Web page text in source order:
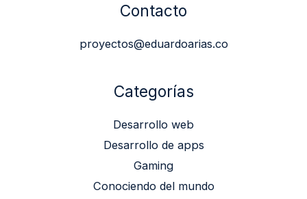
Contacto
proyectos@eduardoarias.co
Categorías
Desarrollo web
Desarrollo de apps
Gaming
Conociendo del mundo